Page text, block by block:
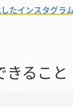
たインスタグラ
きること